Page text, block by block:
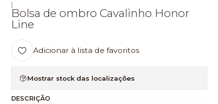
|
Bolsa de ombro Cavalinho Honor
Line
Adicionar à lista de favoritos
Mostrar stock das localizações
DESCRIÇÃO